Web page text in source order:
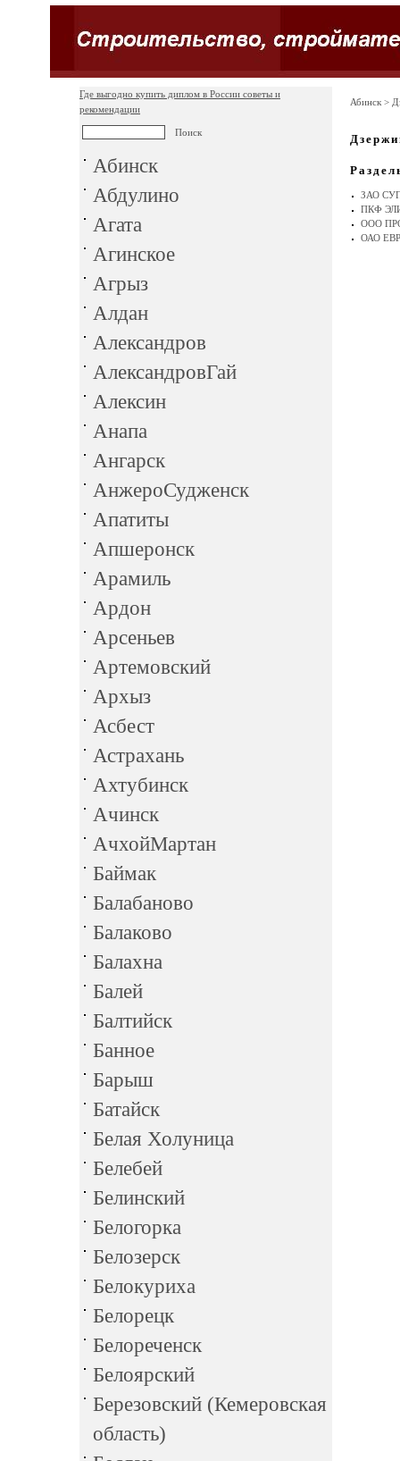
Где выгодно купить диплом в России советы и
рекомендации
Абинск
Абдулино
Агата
Агинское
Агрыз
Алдан
Александров
АлександровГай
Алексин
Анапа
Ангарск
АнжероСудженск
Апатиты
Апшеронск
Арамиль
Ардон
Арсеньев
Артемовский
Архыз
Асбест
Астрахань
Ахтубинск
Ачинск
АчхойМартан
Баймак
Балабаново
Балаково
Балахна
Балей
Балтийск
Банное
Барыш
Батайск
Белая Холуница
Белебей
Белинский
Белогорка
Белозерск
Белокуриха
Белорецк
Белореченск
Белоярский
Березовский (Кемеровская
область)
Абинск >
ЗАО
ПКФ
ООО
ОАО